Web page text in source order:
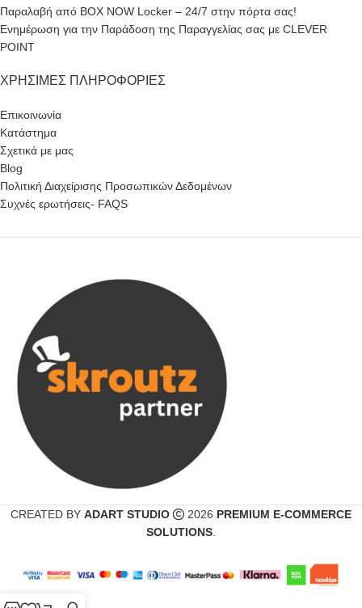
Παραλαβή από BOX NOW Locker – 24/7 στην πόρτα σας!
Ενημέρωση για την Παράδοση της Παραγγελίας σας με CLEVER
POINT
ΧΡΉΣΙΜΕΣ ΠΛΗΡΟΦΟΡΊΕΣ
Επικοινωνία
Κατάστημα
Σχετικά με μας
Blog
Πολιτική Διαχείρισης Προσωπικών Δεδομένων
Συχνές ερωτήσεις- FAQS
CREATED BY ADART STUDIO 2026 PREMIUM E-COMMERCE
SOLUTIONS.